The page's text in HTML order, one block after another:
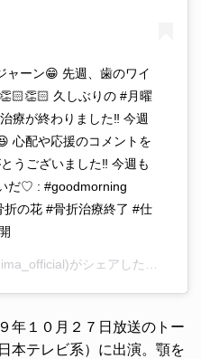
ーン😁 先週、歯のワイ
久しぶりの #月曜
療が終わりました‼︎ 今週
心配や応援のコメントを
うございました‼︎ 今週も
だ♡ : #goodmorning
の花 #骨折治療終了 #仕
がシェアした投稿 –
年１０月２７日放送のトー
本テレビ系）に出演。顎を